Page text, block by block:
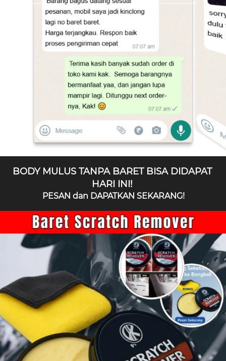
BODY MULUS TANPA BARET BISA DIDAPAT
HARI INI!
PESAN dan DAPATKAN SEKARANG!